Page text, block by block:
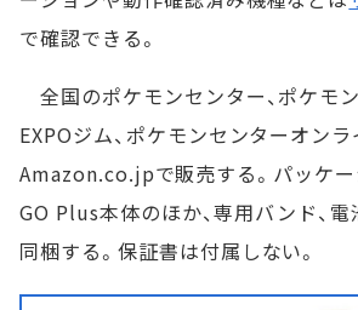
で確認できる。
全国のポケモンセンター、ポケモ
EXPOジム、ポケモンセンターオンラ
Amazon.co.jpで販売する。パッケ
GO Plus本体のほか、専用バンド、電
同梱する。保証書は付属しない。